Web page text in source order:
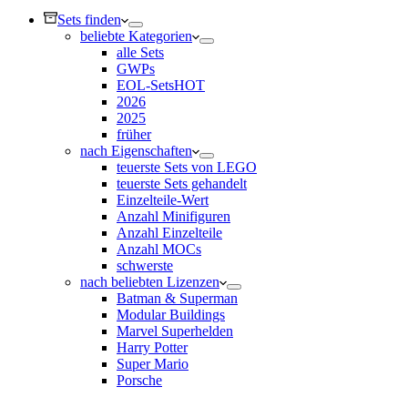
Sets finden
beliebte Kategorien
alle Sets
GWPs
EOL-SetsHOT
2026
2025
früher
nach Eigenschaften
teuerste Sets von LEGO
teuerste Sets gehandelt
Einzelteile-Wert
Anzahl Minifiguren
Anzahl Einzelteile
Anzahl MOCs
schwerste
nach beliebten Lizenzen
Batman & Superman
Modular Buildings
Marvel Superhelden
Harry Potter
Super Mario
Porsche